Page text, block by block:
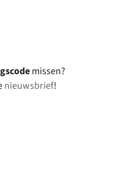
missen?
nieuwsbrief!